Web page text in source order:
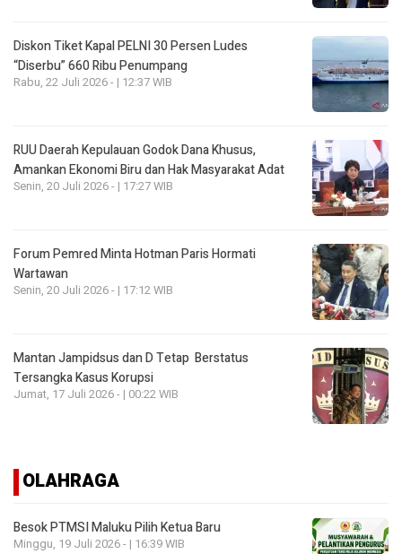
Diskon Tiket Kapal PELNI 30 Persen Ludes
“Diserbu” 660 Ribu Penumpang
Rabu, 22 Juli 2026 - | 12:37 WIB
RUU Daerah Kepulauan Godok Dana Khusus,
Amankan Ekonomi Biru dan Hak Masyarakat Adat
Senin, 20 Juli 2026 - | 17:27 WIB
Forum Pemred Minta Hotman Paris Hormati
Wartawan
Senin, 20 Juli 2026 - | 17:12 WIB
Mantan Jampidsus dan D Tetap Berstatus
Tersangka Kasus Korupsi
Jumat, 17 Juli 2026 - | 00:22 WIB
OLAHRAGA
Besok PTMSI Maluku Pilih Ketua Baru
Minggu, 19 Juli 2026 - | 16:39 WIB